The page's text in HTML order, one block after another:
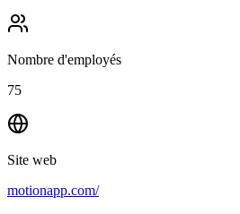
Nombre d'employés
75
Site web
motionapp.com/